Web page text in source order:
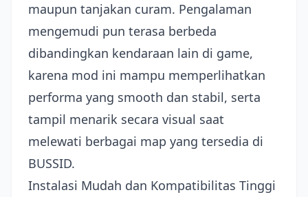
maupun tanjakan curam. Pengalaman
mengemudi pun terasa berbeda
dibandingkan kendaraan lain di game,
karena mod ini mampu memperlihatkan
performa yang smooth dan stabil, serta
tampil menarik secara visual saat
melewati berbagai map yang tersedia di
BUSSID.
Instalasi Mudah dan Kompatibilitas Tinggi